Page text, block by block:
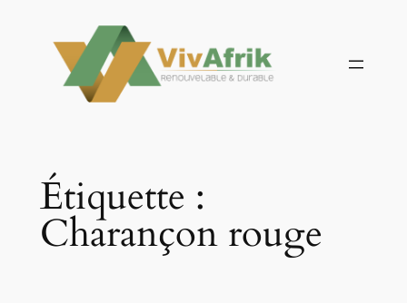
contenu
Étiquette :
Charançon rouge